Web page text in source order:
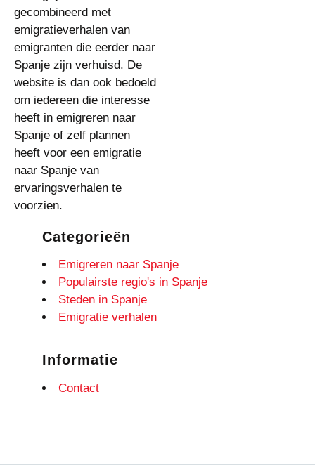
gecombineerd met
emigratieverhalen van
emigranten die eerder naar
Spanje zijn verhuisd. De
website is dan ook bedoeld
om iedereen die interesse
heeft in emigreren naar
Spanje of zelf plannen
heeft voor een emigratie
naar Spanje van
ervaringsverhalen te
voorzien.
Categorieën
Emigreren naar Spanje
Populairste regio's in Spanje
Steden in Spanje
Emigratie verhalen
Informatie
Contact